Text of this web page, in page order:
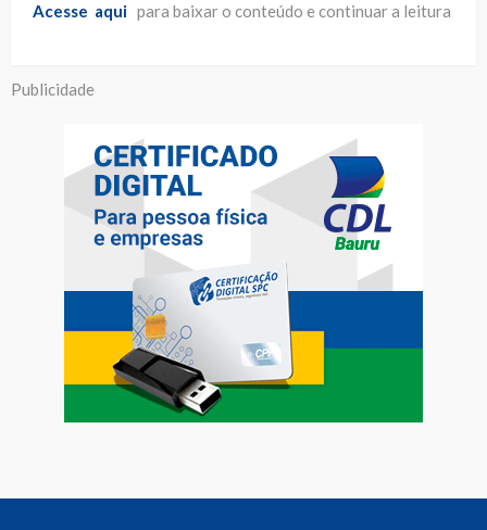
Acesse aqui para baixar o conteúdo e continuar a leitura
Publicidade